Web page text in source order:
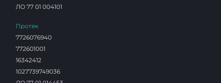
ЛО 77 01 004101
Протек
7726076940
772601001
16342412
1027739749036